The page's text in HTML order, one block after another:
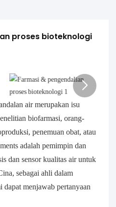
proses bioteknologi
air merupakan isu
biofarmasi, orang-
penemuan obat, atau
adalah pemimpin dan
dan sensor kualitas air untuk
sebagai ahli dalam
dapat menjawab pertanyaan